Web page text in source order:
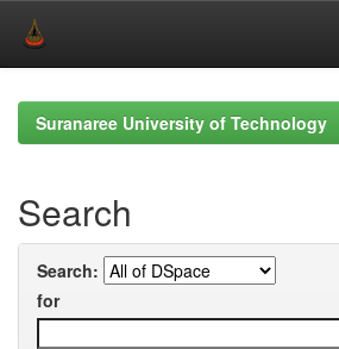
navigationSuranaree University of Technology
Search
Search:
for